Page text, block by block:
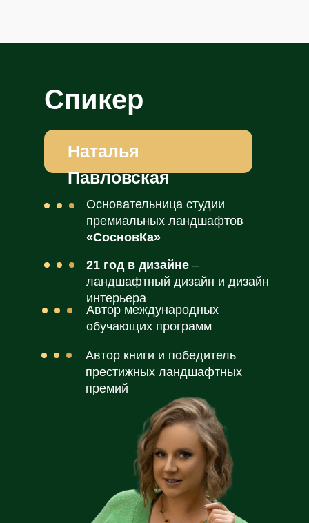
Спикер
марафона
Основательница студии
премиальных ландшафтов
«СосновКа»
Автор международных
обучающих программ
Наталья
Павловская
21 год в дизайне –
ландшафтный дизайн и дизайн
интерьера
Автор книги и победитель
престижных ландшафтных
премий